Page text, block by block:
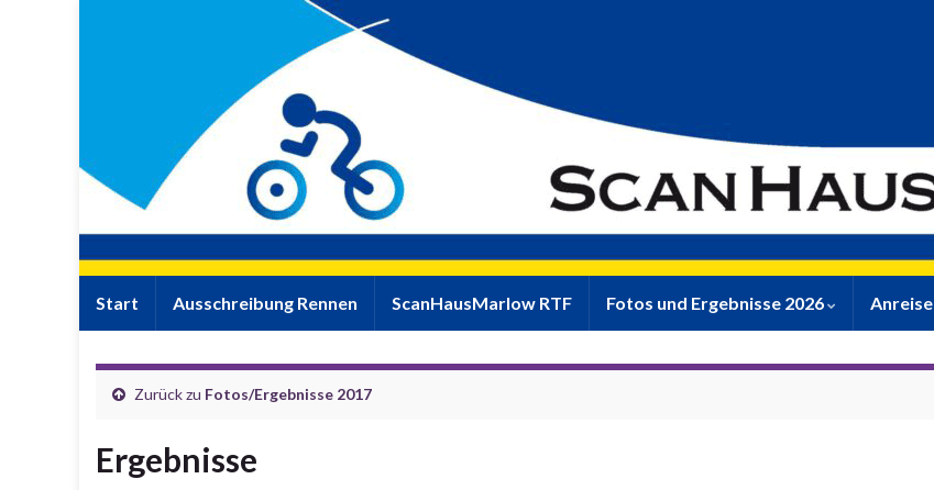
Start Ausschreibung Rennen ScanHausMarlow RTF Fotos und Ergebnisse 2026 Anreise
Zurück zu Fotos/Ergebnisse 2017
Ergebnisse